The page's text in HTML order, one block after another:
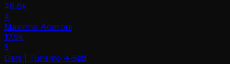
48.6k
4
Mavinho Acoroni
17.5k
5
Dani | Turismo ✈️☕️💌